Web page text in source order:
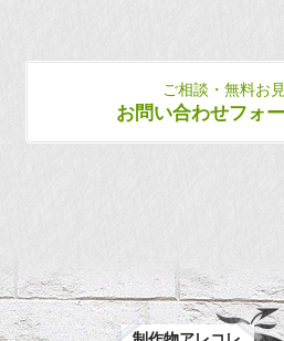
ご相談・無料お
お問い合わせフォ